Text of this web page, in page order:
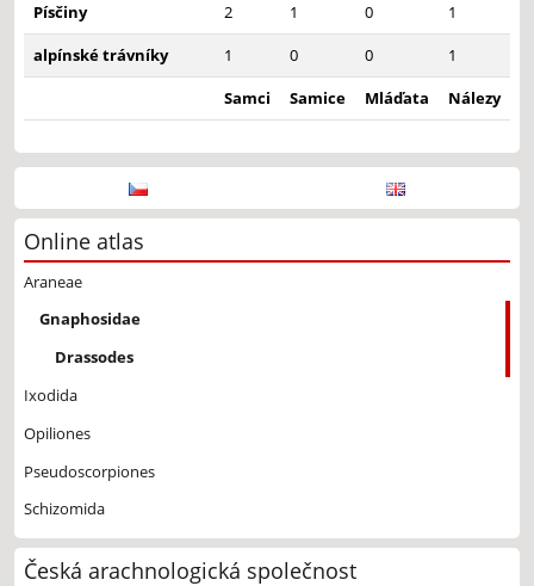
Písčiny
2 1 0
1
alpínské trávníky
1 0 0
1
Samci
Samice Mláďata Nálezy
Online atlas
Araneae
Gnaphosidae
Drassodes
Ixodida
Opiliones
Pseudoscorpiones
Schizomida
Česká arachnologická společnost